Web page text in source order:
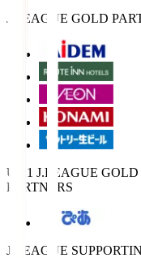
J.LEAGUE GOLD
U-21 J.LEAGUE
PARTNERS
J.LEAGUE